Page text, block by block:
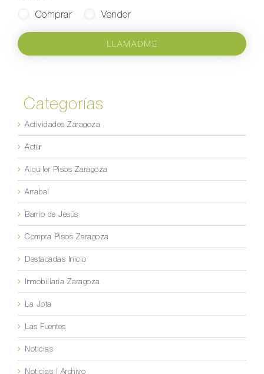
Comprar
Vender
LLAMADME
Categorías
Actividades Zaragoza
Actur
Alquiler Pisos Zaragoza
Arrabal
Barrio de Jesús
Compra Pisos Zaragoza
Destacadas Inicio
Inmobiliaria Zaragoza
La Jota
Las Fuentes
Noticias
Noticias | Archivo